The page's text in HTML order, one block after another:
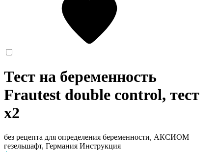
Тест на беременность
Frautest double control, тест
x2
без рецепта для определения беременности, АКСИОМ
гезельшафт, Германия Инструкция